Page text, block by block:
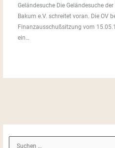
Geländesuche Die Geländesuche
Bakum e.V. schreitet voran. Die OV
Finanzausschußsitzung vom
ein…